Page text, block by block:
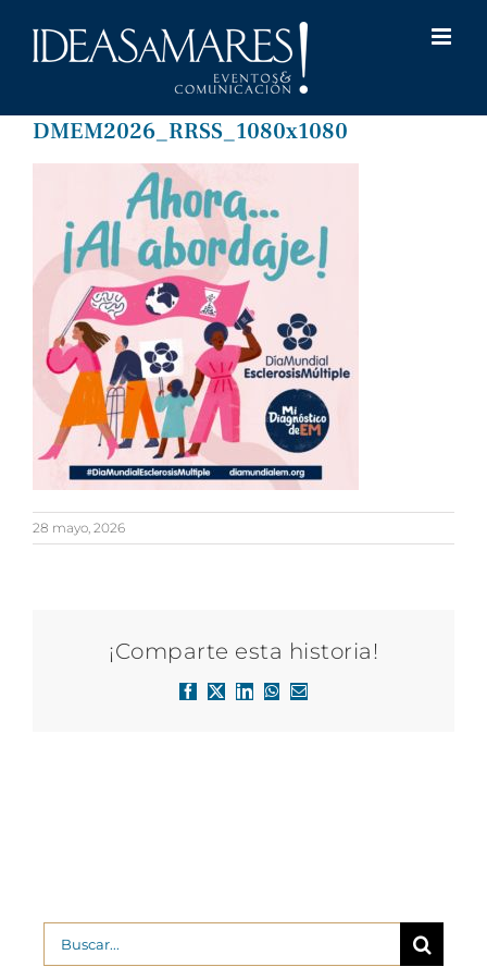
DMEM2026_RRSS_1080x1080
28 mayo, 2026
¡Comparte esta historia!
Facebook
X LinkedInWhatsApp
Correo
Buscar: